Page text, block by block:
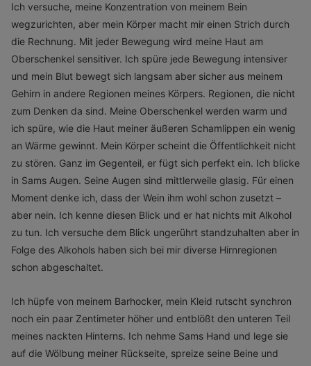
Ich versuche, meine Konzentration von meinem Bein
wegzurichten, aber mein Körper macht mir einen Strich durch
die Rechnung. Mit jeder Bewegung wird meine Haut am
Oberschenkel sensitiver. Ich spüre jede Bewegung intensiver
und mein Blut bewegt sich langsam aber sicher aus meinem
Gehirn in andere Regionen meines Körpers. Regionen, die nicht
zum Denken da sind. Meine Oberschenkel werden warm und
ich spüre, wie die Haut meiner äußeren Schamlippen ein wenig
an Wärme gewinnt. Mein Körper scheint die Öffentlichkeit nicht
zu stören. Ganz im Gegenteil, er fügt sich perfekt ein. Ich blicke
in Sams Augen. Seine Augen sind mittlerweile glasig. Für einen
Moment denke ich, dass der Wein ihm wohl schon zusetzt –
aber nein. Ich kenne diesen Blick und er hat nichts mit Alkohol
zu tun. Ich versuche dem Blick ungerührt standzuhalten aber in
Folge des Alkohols haben sich bei mir diverse Hirnregionen
schon abgeschaltet.
Ich hüpfe von meinem Barhocker, mein Kleid rutscht synchron
noch ein paar Zentimeter höher und entblößt den unteren Teil
meines nackten Hinterns. Ich nehme Sams Hand und lege sie
auf die Wölbung meiner Rückseite, spreize seine Beine und